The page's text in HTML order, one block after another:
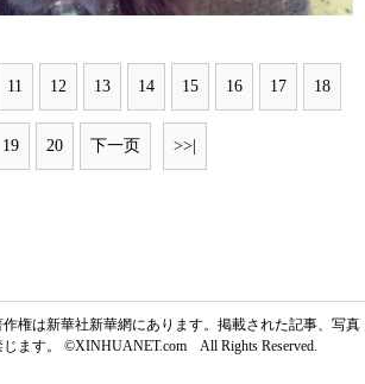
11 12 13 14 15 16 17 18
19 20 下一页 >>|
権は新華社新華網にあります。掲載された記事、写真
ます。 ©XINHUANET.com All Rights Reserved.